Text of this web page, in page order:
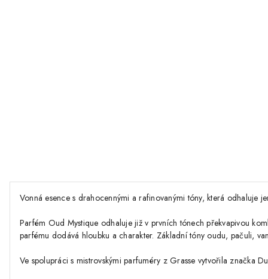
Vonná esence s drahocennými a rafinovanými tóny, která odhaluje
Parfém Oud Mystique odhaluje již v prvních tónech překvapivou
parfému dodává hloubku a charakter. Základní tóny oudu, pačuli,
Ve spolupráci s mistrovskými parfuméry z Grasse vytvořila značka